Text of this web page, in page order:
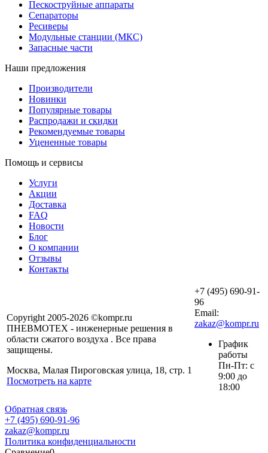
Пескоструйные аппараты
Сепараторы
Ресиверы
Модульные станции (МКС)
Запасные части
Наши предложения
Производители
Новинки
Популярные товары
Распродажи и скидки
Рекомендуемые товары
Уцененные товары
Помощь и сервисы
Услуги
Акции
Доставка
FAQ
Новости
Блог
О компании
Отзывы
Контакты
Copyright 2005-2026 ©kompr.ru
ПНЕВМОТЕХ - инженерные решения в
области сжатого воздуха . Все права
защищены.
Москва, Малая Пироговская улица, 18, стр. 1
Посмотреть на карте
+7 (495) 690-91-
96
Email:
zakaz@kompr.ru
График
работы
Пн-Пт: с
9:00 до
18:00
Обратная связь
+7 (495) 690-91-96
zakaz@kompr.ru
Политика конфиденциальности